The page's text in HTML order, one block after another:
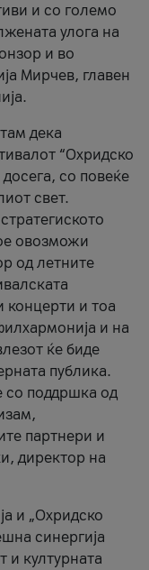
и со големо
улога на
и во
Мирчев, главен
дека
“Охридско
со повеќе
свет.
овозможи
од летните
концерти и тоа
и на
ќе биде
публика.
со поддршка од
партнери и
директор на
и „Охридско
синергија
и културната